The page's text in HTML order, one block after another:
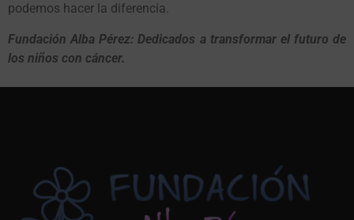
podemos hacer la diferencia.
Fundación Alba Pérez: Dedicados a transformar el futuro de
los niños con cáncer.